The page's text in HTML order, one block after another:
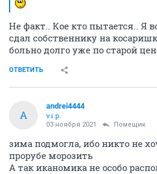
Не факт.. Кое кто пытается.. Я
сдал собственнику на
больно долго уже по старой
ОТВЕТИТЬ
A
andrei4444
v.i.p.
03 ноября 2021 Помещик
зима подмогла, ибо никто не
прорубе морозить
А так иканомика не особо